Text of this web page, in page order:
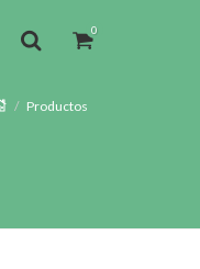
0
Productos